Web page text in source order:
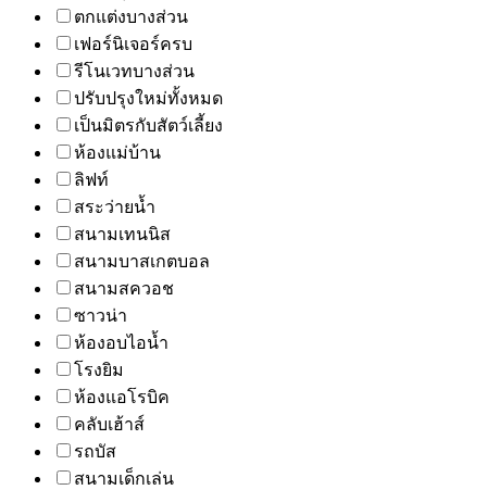
ตกแต่งบางส่วน
เฟอร์นิเจอร์ครบ
รีโนเวทบางส่วน
ปรับปรุงใหม่ทั้งหมด
เป็นมิตรกับสัตว์เลี้ยง
ห้องแม่บ้าน
ลิฟท์
สระว่ายน้ำ
สนามเทนนิส
สนามบาสเกตบอล
สนามสควอช
ซาวน่า
ห้องอบไอน้ำ
โรงยิม
ห้องแอโรบิค
คลับเฮ้าส์
รถบัส
สนามเด็กเล่น